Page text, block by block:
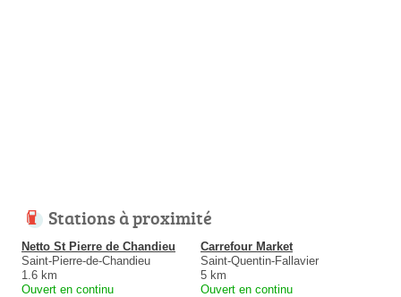
Stations à proximité
Netto St Pierre de Chandieu
Saint-Pierre-de-Chandieu
1.6 km
Ouvert en continu
Carrefour Market
Saint-Quentin-Fallavier
5 km
Ouvert en continu